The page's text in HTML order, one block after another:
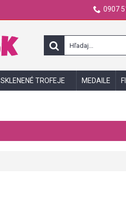
0907
SKLENENÉ TROFEJE MEDAILE